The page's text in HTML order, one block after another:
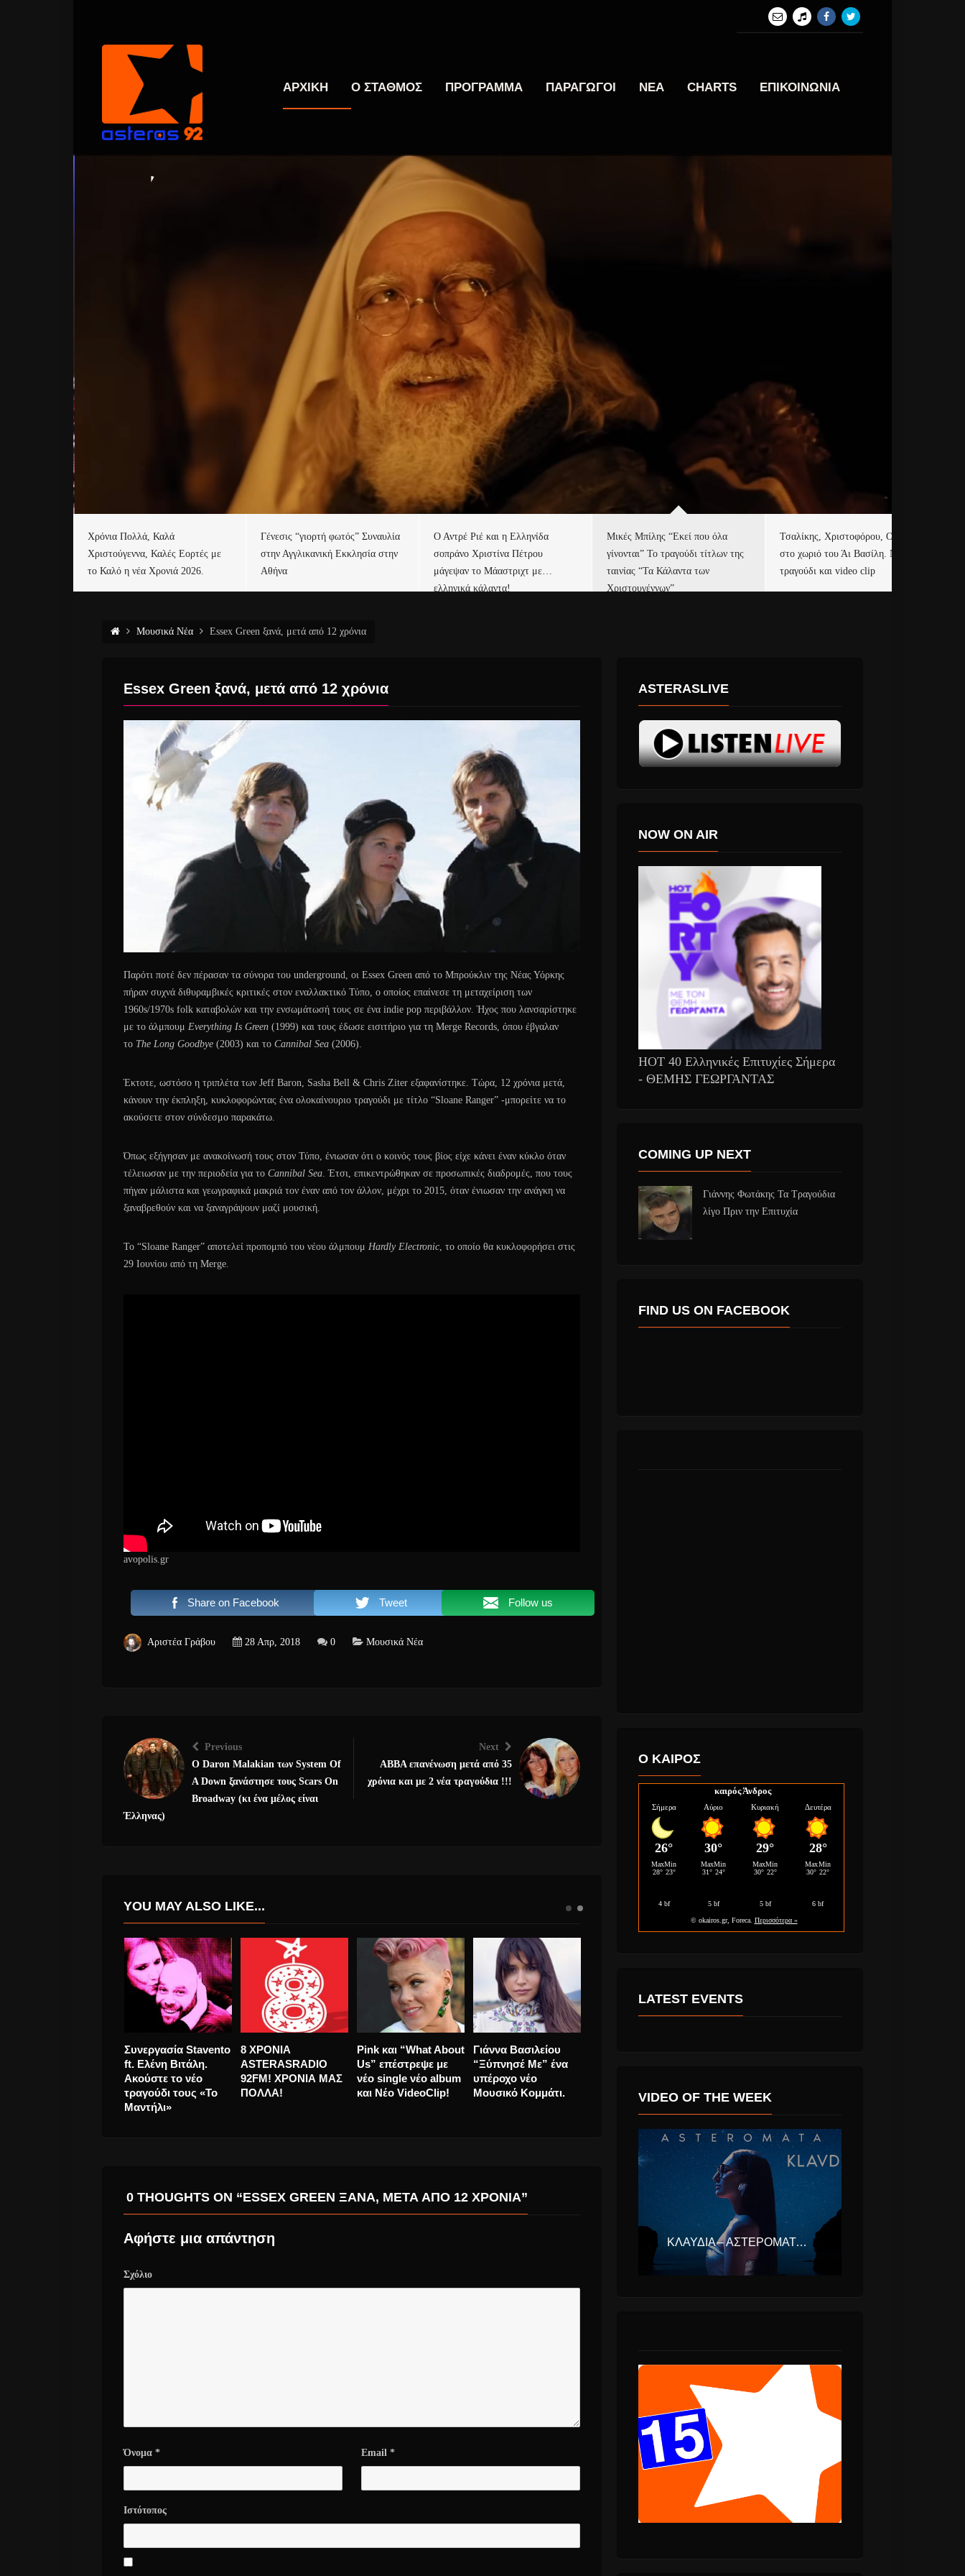
ΑΡΧΙΚΗ Ο ΣΤΑΘΜΟΣ ΠΡΟΓΡΑΜΜΑ ΠΑΡΑΓΩΓΟΙ ΝΕΑ CHARTS ΕΠΙΚΟΙΝΩΝΙΑ
Χρόνια Πολλά, Καλά
Χριστούγεννα, Καλές Εορτές με
το Καλό η νέα Χρονιά 2026.
Γένεσις “γιορτή φωτός” Συναυλία
στην Αγγλικανική Εκκλησία στην
Αθήνα
Ο Αντρέ Ριέ και η Ελληνίδα
σοπράνο Χριστίνα Πέτρου
μάγεψαν το Μάαστριχτ με…
ελληνικά κάλαντα!
Μικές Μπίλης “Εκεί που όλα
γίνονται” Το τραγούδι τίτλων της
ταινίας “Τα Κάλαντα των
Χριστουγέννων”
Τσαλίκης, Χριστοφόρου, ONE
στο χωριό του Άι Βασίλη. Νέο
τραγούδι και video clip
Μουσικά Νέα Essex Green ξανά, μετά από 12 χρόνια
Essex Green ξανά, μετά από 12 χρόνια
Παρότι ποτέ δεν πέρασαν τα σύνορα του underground, οι Essex Green από το Μπρούκλιν της Νέας Υόρκης
πήραν συχνά διθυραμβικές κριτικές στον εναλλακτικό Τύπο, ο οποίος επαίνεσε τη μεταχείριση των
1960s/1970s folk καταβολών και την ενσωμάτωσή τους σε ένα indie pop περιβάλλον. Ήχος που λανσαρίστηκε
με το άλμπουμ Everything Is Green (1999) και τους έδωσε εισιτήριο για τη Merge Records, όπου έβγαλαν
το The Long Goodbye (2003) και το Cannibal Sea (2006).
Έκτοτε, ωστόσο η τριπλέτα των Jeff Baron, Sasha Bell & Chris Ziter εξαφανίστηκε. Τώρα, 12 χρόνια μετά,
κάνουν την έκπληξη, κυκλοφορώντας ένα ολοκαίνουριο τραγούδι με τίτλο “Sloane Ranger” -μπορείτε να το
ακούσετε στον σύνδεσμο παρακάτω.
Όπως εξήγησαν με ανακοίνωσή τους στον Τύπο, ένιωσαν ότι ο κοινός τους βίος είχε κάνει έναν κύκλο όταν
τέλειωσαν με την περιοδεία για το Cannibal Sea . Έτσι, επικεντρώθηκαν σε προσωπικές διαδρομές, που τους
πήγαν μάλιστα και γεωγραφικά μακριά τον έναν από τον άλλον, μέχρι το 2015, όταν ένιωσαν την ανάγκη να
ξαναβρεθούν και να ξαναγράψουν μαζί μουσική.
Το “Sloane Ranger” αποτελεί προπομπό του νέου άλμπουμ Hardly Electronic , το οποίο θα κυκλοφορήσει στις
29 Ιουνίου από τη Merge.
avopolis.gr
Share on Facebook Tweet Follow us
Αριστέα Γράβου 28 Απρ, 2018 0 Μουσικά Νέα
Previous
O Daron Malakian των System Of
A Down ξανάστησε τους Scars On
Broadway (κι ένα μέλος είναι
Έλληνας)
Next
ABBA επανένωση μετά από 35
χρόνια και με 2 νέα τραγούδια !!!
YOU MAY ALSO LIKE...
Η Δέσποινα Βανδή
σε λίγες ημέρες με το
νέο single «Πέρασα
Να Δω»
Evanescence «Bring
Me To Life» σε νέα
έκδοση, στον
τέταρτο δίσκο τους.
Συνεργασία Stavento
ft. Ελένη Βιτάλη.
Ακούστε το νέο
τραγούδι τους «Το
8 ΧΡΟΝΙΑ
ASTERASRADIO
92FM! ΧΡΟΝΙΑ ΜΑΣ
ΠΟΛΛΑ!
και Νέο VideoClip!
Μουσικό Κομμάτι.
0 THOUGHTS ON “ESSEX GREEN ΞΑΝΆ, ΜΕΤΆ ΑΠΌ 12 ΧΡΌΝΙΑ”
Αφήστε μια απάντηση
Σχόλιο
Όνομα * Email *
Ιστότοπος
ASTERASLIVE
NOW ON AIR
HOT 40 Ελληνικές Επιτυχίες Σήμερα
- ΘΕΜΗΣ ΓΕΩΡΓΑΝΤΑΣ
COMING UP NEXT
Γιάννης Φωτάκης Τα Τραγούδια
λίγο Πριν την Επιτυχία
FIND US ON FACEBOOK
Ο ΚΑΙΡΟΣ
καιρός Άνδρος
LATEST EVENTS
VIDEO OF THE WEEK
ΚΛΑΥΔΊΑ – ΑΣΤΕΡΟΜΆΤΑ (EUROVISION ΕΛΛΆΔΑ 2025)